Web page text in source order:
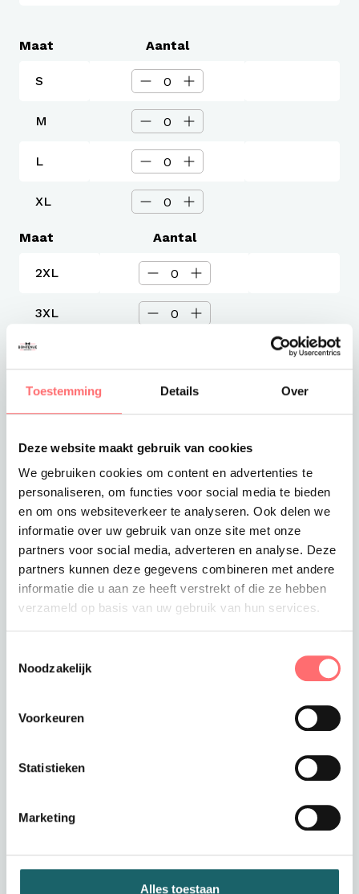
Toestemming Details Over
Deze website maakt gebruik van cookies
We gebruiken cookies om content en advertenties te
personaliseren, om functies voor social media te bieden
en om ons websiteverkeer te analyseren. Ook delen we
informatie over uw gebruik van onze site met onze
partners voor social media, adverteren en analyse. Deze
partners kunnen deze gegevens combineren met andere
informatie die u aan ze heeft verstrekt of die ze hebben
verzameld op basis van uw gebruik van hun services.
Noodzakelijk
Voorkeuren
Statistieken
Marketing
Alles toestaan
Maat Aantal
S
M
L
XL
Maat Aantal
2XL
3XL
4XL
Gratis verzending vanaf €375
Totaalprijs
€34,06
Toevoegen aan winkelwagen
Stop dit product dan in je winkelmandje en
Productinformatie
Herentrui met ronde hals in 5